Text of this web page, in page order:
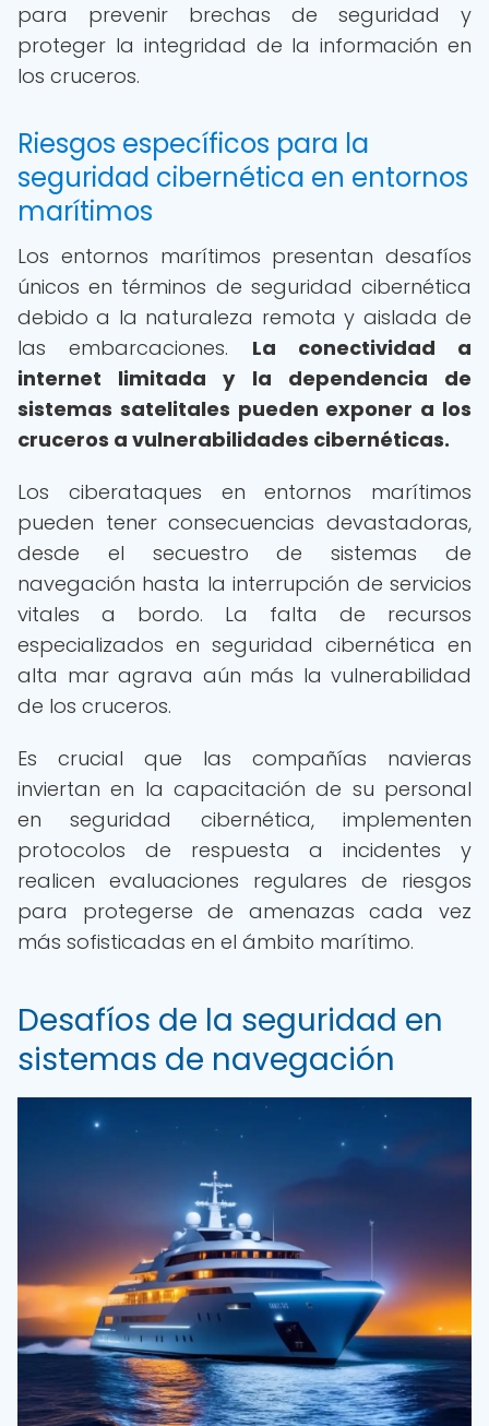
para prevenir brechas de seguridad y
proteger la integridad de la información en
los cruceros.
Riesgos específicos para la
seguridad cibernética en entornos
marítimos
Los entornos marítimos presentan desafíos
únicos en términos de seguridad cibernética
debido a la naturaleza remota y aislada de
las embarcaciones. La conectividad a
internet limitada y la dependencia de
sistemas satelitales pueden exponer a los
cruceros a vulnerabilidades cibernéticas.
Los ciberataques en entornos marítimos
pueden tener consecuencias devastadoras,
desde el secuestro de sistemas de
navegación hasta la interrupción de servicios
vitales a bordo. La falta de recursos
especializados en seguridad cibernética en
alta mar agrava aún más la vulnerabilidad
de los cruceros.
Es crucial que las compañías navieras
inviertan en la capacitación de su personal
en seguridad cibernética, implementen
protocolos de respuesta a incidentes y
realicen evaluaciones regulares de riesgos
para protegerse de amenazas cada vez
más sofisticadas en el ámbito marítimo.
Desafíos de la seguridad en
sistemas de navegación